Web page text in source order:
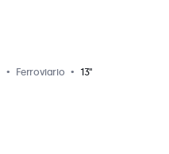
Ferroviario 13"